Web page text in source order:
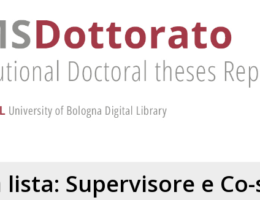
lista: Supervisore e